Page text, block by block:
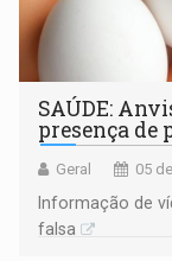
SAÚDE:
presença de
Geral 05
Informação de
falsa